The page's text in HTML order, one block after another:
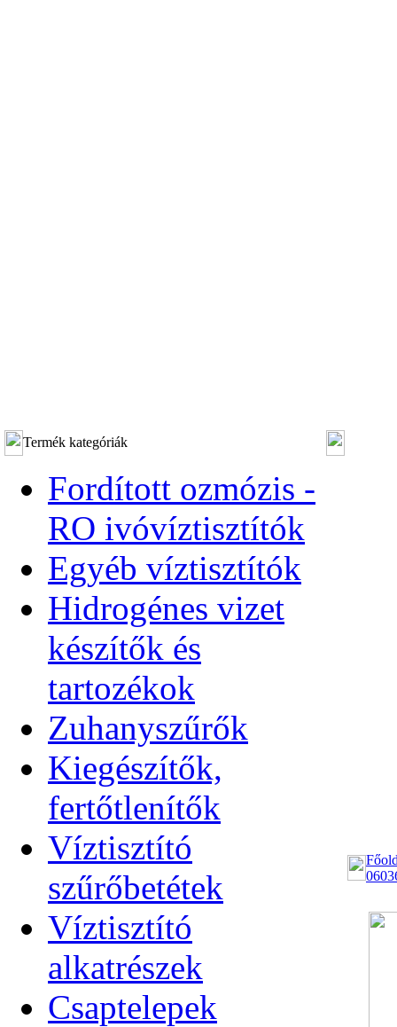
Termék kategóriák
Fordított ozmózis -
RO ivóvíztisztítók
Egyéb víztisztítók
Hidrogénes vizet
készítők és
tartozékok
Zuhanyszűrők
Kiegészítők,
fertőtlenítők
Víztisztító
szűrőbetétek
Víztisztító
alkatrészek
Csaptelepek